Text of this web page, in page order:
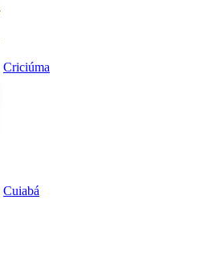
Criciúma
Cuiabá